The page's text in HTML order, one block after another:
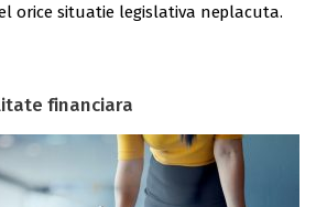
orice situatie legislativa neplacuta.
financiara